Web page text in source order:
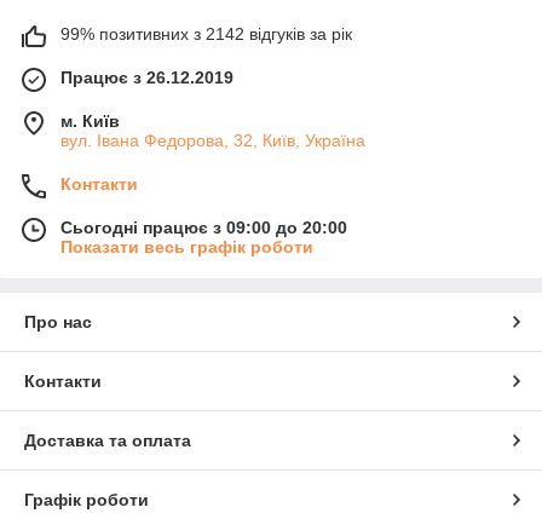
99% позитивних з 2142 відгуків за рік
Працює з 26.12.2019
м. Київ
вул. Івана Федорова, 32, Київ, Україна
Контакти
Сьогодні працює з 09:00 до 20:00
Показати весь графік роботи
Про нас
Контакти
Доставка та оплата
Графік роботи